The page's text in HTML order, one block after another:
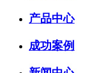
产品中心
成功案例